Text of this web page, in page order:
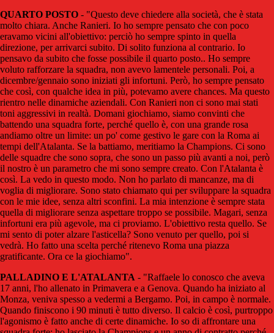
QUARTO POSTO - "Questo deve chiedere alla società, che è stata
molto chiara. Anche Ranieri. Io ho sempre pensato che con poco
eravamo vicini all'obiettivo: perciò ho sempre spinto in quella
direzione, per arrivarci subito. Di solito funziona al contrario. Io
pensavo da subito che fosse possibile il quarto posto.. Ho sempre
voluto rafforzare la squadra, non avevo lamentele personali. Poi, a
dicembre/gennaio sono iniziati gli infortuni. Però, ho sempre pensato
che così, con qualche idea in più, potevamo avere chances. Ma questo
rientro nelle dinamiche aziendali. Con Ranieri non ci sono mai stati
toni aggressivi in realtà. Domani giochiamo, siamo convinti che
battendo una squadra forte, perché quello è, con una grande rosa
andiamo oltre un limite: un po' come gestivo le gare con la Roma ai
tempi dell'Atalanta. Se la battiamo, meritiamo la Champions. Ci sono
delle squadre che sono sopra, che sono un passo più avanti a noi, però
il nostro è un parametro che mi sono sempre creato. Con l'Atalanta è
così. La vedo in questo modo. Non ho parlato di mancanze, ma di
voglia di migliorare. Sono stato chiamato qui per sviluppare la squadra
con le mie idee, senza altri sconfini. La mia intenzione è sempre stata
quella di migliorare senza aspettare troppo se possibile. Magari, senza
infortuni era più agevole, ma ci proviamo. L'obiettivo resta quello. Se
mi sento di poter alzare l'asticella? Sono venuto per quello, poi si
vedrà. Ho fatto una scelta perché ritenevo Roma una piazza
gratificante. Ora ce la giochiamo".
PALLADINO E L'ATALANTA - "Raffaele lo conosco che aveva
17 anni, l'ho allenato in Primavera e a Genova. Quando ha iniziato al
Monza, veniva spesso a vedermi a Bergamo. Poi, in campo è normale.
Quando finiscono i 90 minuti è tutto diverso. Il calcio è così, purtroppo
l'agonismo è fatto anche di certe dinamiche. Io so di affrontare una